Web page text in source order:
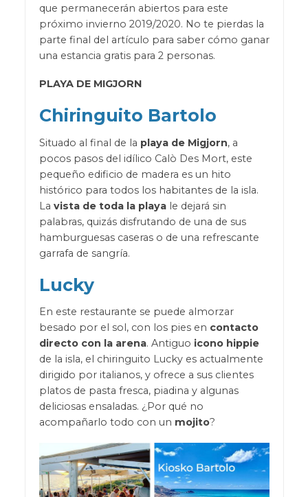
que permanecerán abiertos para este
próximo invierno 2019/2020. No te pierdas la
parte final del artículo para saber cómo ganar
una estancia gratis para 2 personas.
PLAYA DE MIGJORN
Chiringuito Bartolo
Situado al final de la playa de Migjorn, a
pocos pasos del idílico Calò Des Mort, este
pequeño edificio de madera es un hito
histórico para todos los habitantes de la isla.
La vista de toda la playale dejará sin
palabras, quizás disfrutando de una de sus
hamburguesas caseras o de una refrescante
garrafa de sangría.
Lucky
En este restaurante se puede almorzar
besado por el sol, con los pies en contacto
directo con la arena. Antiguo icono hippie
de la isla, el chiringuito Lucky es actualmente
dirigido por italianos, y ofrece a sus clientes
platos de pasta fresca, piadina y algunas
deliciosas ensaladas. ¿Por qué no
acompañarlo todo con un mojito?